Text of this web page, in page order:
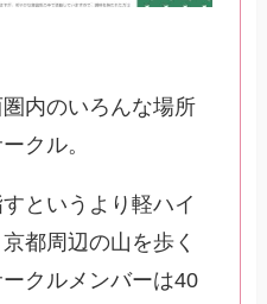
内のいろんな場所
クル。
というより軽ハイ
都周辺の山を歩く
クルメンバーは40